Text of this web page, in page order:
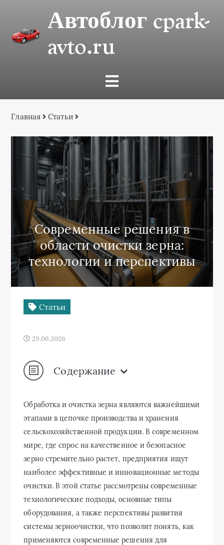
Автоблог cpark-
avto.ru
Главная Статьи
Современные решения в
области очистки зерна:
технологии и перспективы
Статьи
29.06.2026
Содержание
Обработка и очистка зерна являются важнейшими
этапами в цепочке производства и хранения
сельскохозяйственной продукции. В современном
мире, где спрос на качественное и безопасное
зерно стремительно растет, предприятия ищут
наиболее эффективные и инновационные методы
очистки. В этой статье рассмотрены современные
технологические подходы, основные типы
оборудования, а также перспективы развития
системы зерноочистки, что позволит понять, как
применяются современные решения для